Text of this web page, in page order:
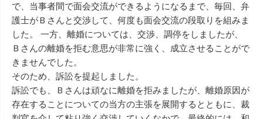
で、当事者間で面会交流ができるようになるまで、毎回、弁
護士がＢさんと交渉して、何度も面会交流の段取りを組みま
した。 一方、離婚については、交渉、調停をしましたが、
Ｂさんの離婚を拒む意思が非常に強く、成立させることがで
きませんでした。
そのため、訴訟を提起しました。
訴訟でも、Ｂさんは頑なに離婚を拒みましたが、離婚原因が
存在することについての当方の主張を展開するとともに、裁